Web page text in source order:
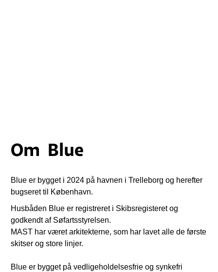
Om Blue
Blue er bygget i 2024 på havnen i Trelleborg og herefter
bugseret til København.
Husbåden Blue er registreret i Skibsregisteret og
godkendt af Søfartsstyrelsen.
MAST har været arkitekterne, som har lavet alle de første
skitser og store linjer.
Blue er bygget på vedligeholdelsesfrie og synkefri